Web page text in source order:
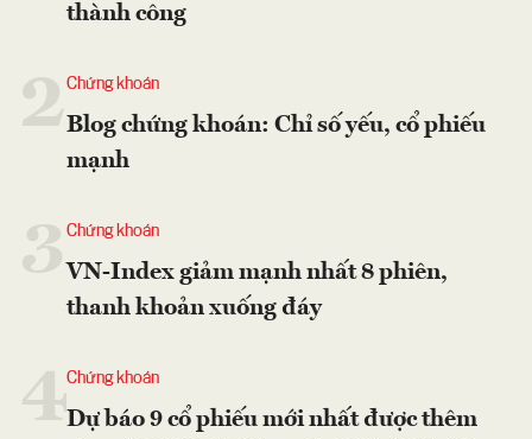
thành công
2Chứng khoán
Blog chứng khoán: Chỉ số yếu, cổ phiếu
mạnh
Chứng khoán
VN-Index giảm mạnh nhất 8 phiên,
thanh khoản xuống đáy
4Chứng khoán
Dự báo 9 cổ phiếu mới nhất được thêm